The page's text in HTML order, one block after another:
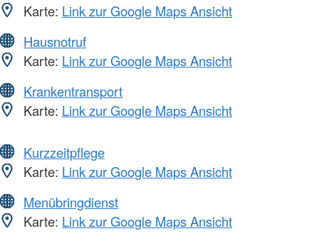
Karte: Link zur Google Maps Ansicht
Hausnotruf
Karte: Link zur Google Maps Ansicht
Krankentransport
Karte: Link zur Google Maps Ansicht
Kurzzeitpflege
Karte: Link zur Google Maps Ansicht
Menübringdienst
Karte: Link zur Google Maps Ansicht